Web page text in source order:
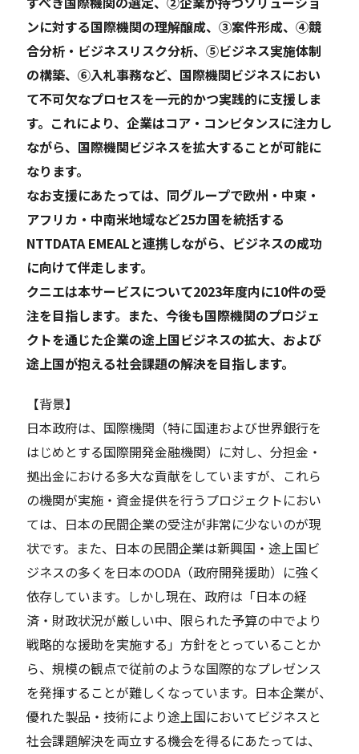
ンに対する国際機関の理解醸成、③案件形成、④競
合分析・ビジネスリスク分析、⑤ビジネス実施体制
の構築、⑥入札事務など、国際機関ビジネスにおい
て不可欠なプロセスを一元的かつ実践的に支援しま
す。これにより、企業はコア・コンピタンスに注力し
ながら、国際機関ビジネスを拡大することが可能に
なります。
なお支援にあたっては、同グループで欧州・中東・
アフリカ・中南米地域など25カ国を統括する
NTTDATA EMEALと連携しながら、ビジネスの成功
に向けて伴走します。
クニエは本サービスについて2023年度内に10件の受
注を目指します。また、今後も国際機関のプロジェ
クトを通じた企業の途上国ビジネスの拡大、および
途上国が抱える社会課題の解決を目指します。
【背景】
日本政府は、国際機関（特に国連および世界銀行を
はじめとする国際開発金融機関）に対し、分担金・
拠出金における多大な貢献をしていますが、これら
の機関が実施・資金提供を行うプロジェクトにおい
ては、日本の民間企業の受注が非常に少ないのが現
状です。また、日本の民間企業は新興国・途上国ビ
ジネスの多くを日本のODA（政府開発援助）に強く
依存しています。しかし現在、政府は「日本の経
済・財政状況が厳しい中、限られた予算の中でより
戦略的な援助を実施する」方針をとっていることか
ら、規模の観点で従前のような国際的なプレゼンス
を発揮することが難しくなっています。日本企業が、
優れた製品・技術により途上国においてビジネスと
社会課題解決を両立する機会を得るにあたっては、